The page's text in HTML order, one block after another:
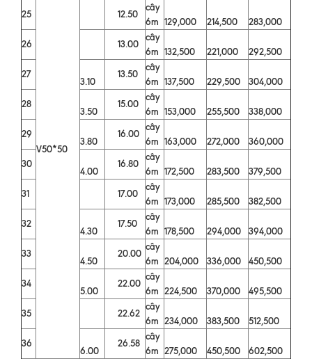
V50*50
25
12.50
cây
6m 129,000 214,500
283,000
26
13.00
cây
6m 132,500 221,000
292,500
27
3.10
13.50
cây
6m 137,500 229,500
304,000
28
3.50
15.00
cây
6m 153,000 255,500
338,000
29
3.80
16.00
cây
6m 163,000 272,000
360,000
30
4.00
16.80
cây
6m 172,500 283,500
379,500
31
17.00
cây
6m 173,000 285,500
382,500
32
4.30
17.50
cây
6m 178,500 294,000
394,000
33
4.50
20.00
cây
6m 204,000 336,000
450,500
34
5.00
22.00
cây
6m 224,500 370,000
495,500
35
22.62
cây
6m 234,000 383,500
512,500
36
6.00
26.58
cây
6m 275,000 450,500
602,500